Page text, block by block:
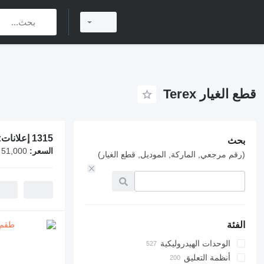
قطع الغيار Terex
بحث
(رقم مرجعي, الماركة, الموديل, قطع الغيار)
الفئة
الوحدات الهيدروليكية
مضخات هيدروليكية
أنظمة التعليق
1315 إعلانات:
السعر: